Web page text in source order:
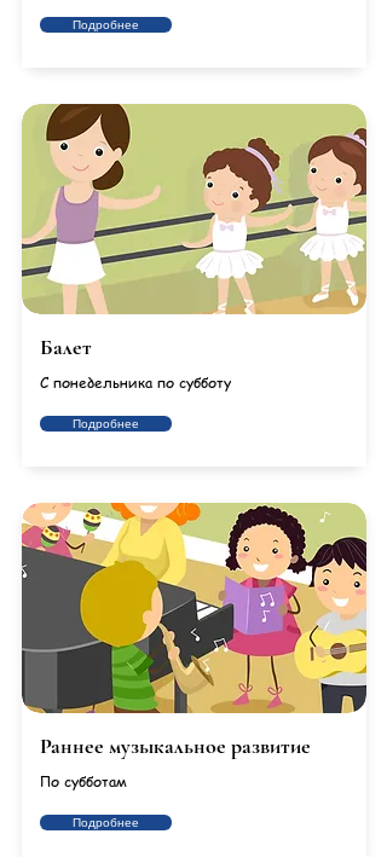
Подробнее
Балет
С понедельника по субботу
Подробнее
Раннее музыкальное развитие
По субботам
Подробнее